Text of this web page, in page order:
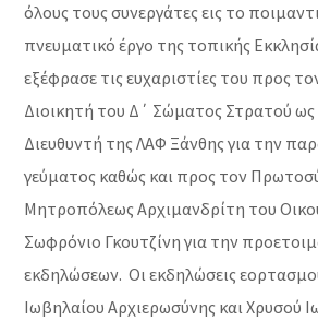
όλους τους συνεργάτες εις το
πνευματικό έργο της τοπικής
εξέφρασε τις ευχαριστίες του προς
Διοικητή του Δ΄ Σώματος Στρατού ως
Διευθυντή της ΛΑΦ Ξάνθης για την
γεύματος καθώς και προς τον
Μητροπόλεως Αρχιμανδρίτη του
Σωφρόνιο Γκουτζίνη για την
εκδηλώσεων. Οι εκδηλώσεις
Ιωβηλαίου Αρχιερωσύνης και Χρυσού